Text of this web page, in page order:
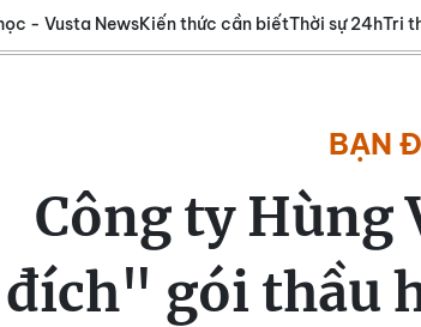
- Vusta NewsKiến thức cần biếtThời sự 24hTri
BẠN
Công ty
đích" gói thầu